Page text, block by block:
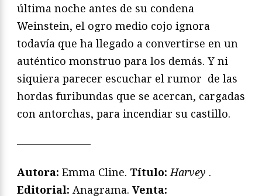
última noche antes de su condena
Weinstein, el ogro medio cojo ignora
todavía que ha llegado a convertirse en un
auténtico monstruo para los demás. Y ni
siquiera parecer escuchar el rumor de las
hordas furibundas que se acercan, cargadas
con antorchas, para incendiar su castillo.
———————
Autora: Emma Cline. Título: Harvey .
Editorial: Anagrama. Venta: